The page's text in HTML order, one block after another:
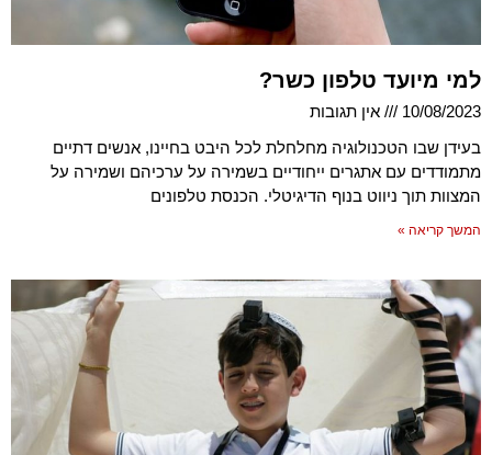
למי מיועד טלפון כשר?
10/08/2023
אין תגובות
בעידן שבו הטכנולוגיה מחלחלת לכל היבט בחיינו, אנשים דתיים
מתמודדים עם אתגרים ייחודיים בשמירה על ערכיהם ושמירה על
המצוות תוך ניווט בנוף הדיגיטלי. הכנסת טלפונים
המשך קריאה »